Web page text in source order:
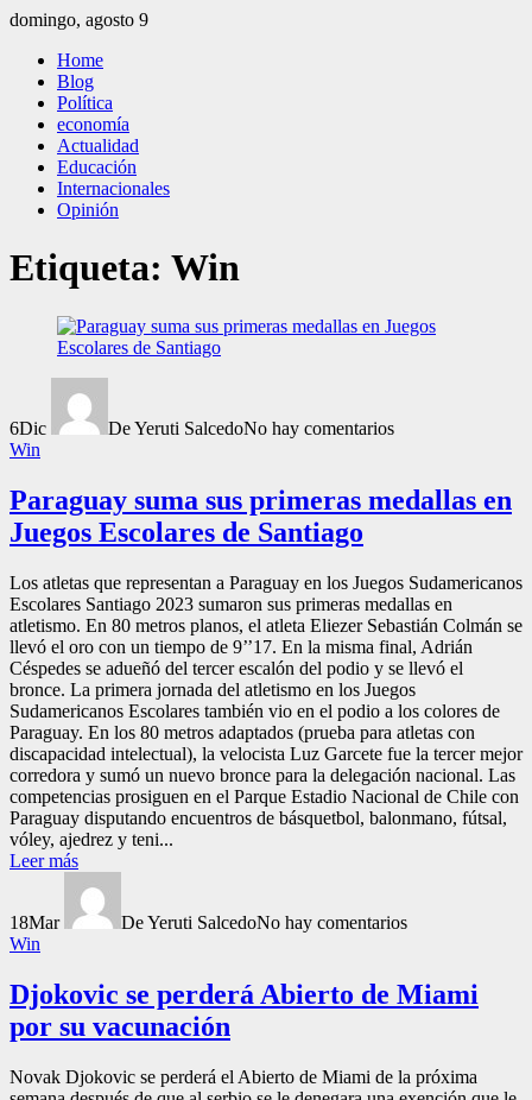
Saltar
contenido
domingo, agosto 9
El Independiente
El independiente Libre y Transparente
Home
Blog
Política
economía
Actualidad
Educación
Internacionales
Opinión
Etiqueta: Win
6Dic De Yeruti SalcedoNo hay comentarios
Win
Paraguay suma sus primeras medallas en
Juegos Escolares de Santiago
Los atletas que representan a Paraguay en los Juegos Sudamericanos
Escolares Santiago 2023 sumaron sus primeras medallas en
atletismo. En 80 metros planos, el atleta Eliezer Sebastián Colmán se
llevó el oro con un tiempo de 9’’17. En la misma final, Adrián
Céspedes se adueñó del tercer escalón del podio y se llevó el
bronce. La primera jornada del atletismo en los Juegos
Sudamericanos Escolares también vio en el podio a los colores de
Paraguay. En los 80 metros adaptados (prueba para atletas con
discapacidad intelectual), la velocista Luz Garcete fue la tercer mejor
corredora y sumó un nuevo bronce para la delegación nacional. Las
competencias prosiguen en el Parque Estadio Nacional de Chile con
Paraguay disputando encuentros de básquetbol, balonmano, fútsal,
vóley, ajedrez y teni...
Leer más
18Mar De Yeruti SalcedoNo hay comentarios
Win
Djokovic se perderá Abierto de Miami
por su vacunación
Novak Djokovic se perderá el Abierto de Miami de la próxima